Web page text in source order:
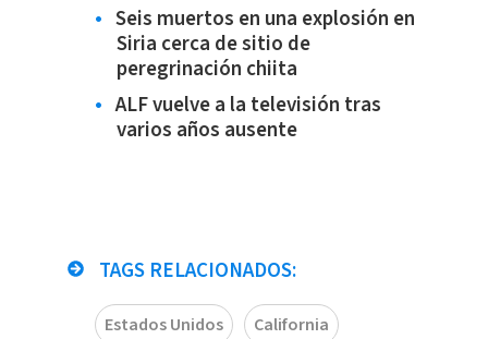
Seis muertos en una explosión en
Siria cerca de sitio de
peregrinación chiita
ALF vuelve a la televisión tras
varios años ausente
TAGS RELACIONADOS:
Estados Unidos California